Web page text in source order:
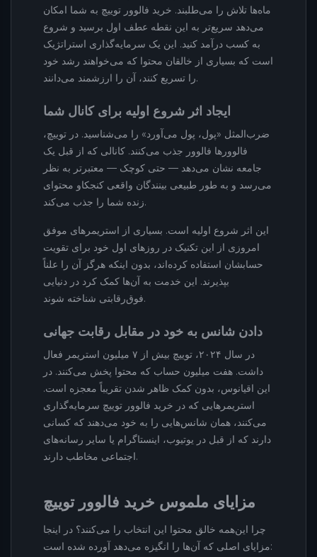
ماه‌ها تلاش را می‌طلبند. خرید فالوور توییچ به شما امکان
می‌دهد سریع‌تر به این نقطه عطف اول برسید و شروع
به کسب درآمد کنید. این یک سرمایه‌گذاری استراتژیک
است که بسیاری از خالقان محتوا که می‌خواهند رشد خود
را تسریع کنند، آن را ارزشمند می‌دانند.
ایجاد اثر شروع اولیه برای کانال شما
ضرب‌المثل «پول، پول می‌آورد» را می‌شناسید. در توییچ،
فالوورها فالوور جذب می‌کنند. کانالی که از قبل یک
جامعه نشان می‌دهد — حتی کوچک — معتبرتر به نظر
می‌رسد و به طور طبیعی بینندگان واقعی کنجکاو محتوای
زنده شما را جذب می‌کند.
این اثر شروع اولیه است. بسیاری از استریمرهای موفق
امروزی از این تکنیک در روزهای اول خود برای تقویت
حسابشان استفاده کرده‌اند، بدون اینکه هرگز آن را علناً
بپذیرند. این خدمت به آن‌ها کمک کرد در دنیایی
فوق‌رقابتی شناخته شوند.
دادن شانس به خود در مقابل رقابت جهانی
در سال ۲۰۲۴، توییچ بیش از ۷ میلیون استریمر فعال
داشت. هفت میلیون حساب که محتوا پخش می‌کنند. در
این اقیانوس، بدون کمک ظاهر شدن تقریباً معجزه است.
استریمرهایی که در خرید فالوور توییچ سرمایه‌گذاری
می‌کنند، همان شانس‌هایی را به خود می‌دهند که کسانی
دارند که از قبل در یوتیوب، اینستاگرام یا سایر رسانه‌های
اجتماعی مخاطب دارند.
مزایای ملموس خرید فالوور توییچ
چرا این‌همه خالق محتوا این انتخاب را می‌کنند؟ در اینجا
مزایای اصلی که آن‌ها را انگیزه می‌دهد آورده شده است: